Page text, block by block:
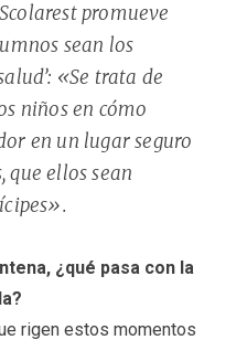
promueve
sean los
«Se trata de
niños en cómo
en un lugar seguro
que ellos sean
¿qué pasa con la
rigen estos momentos